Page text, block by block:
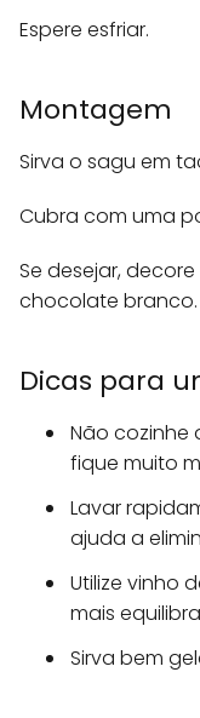
Espere esfriar.
Montagem
Sirva o sagu em
Cubra com uma
Se desejar,
chocolate branco.
Dicas para
Não cozinhe
fique muito
Lavar
ajuda a
Utilize vinho
mais
Sirva bem